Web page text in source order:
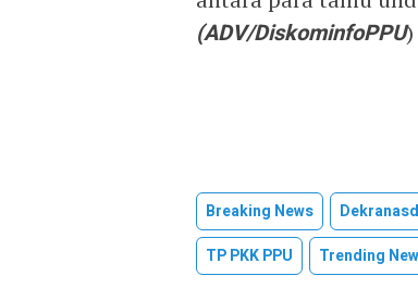
(ADV/DiskominfoPPU)
Breaking News
TP PKK PPU
Trending